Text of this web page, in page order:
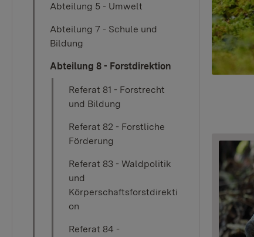
Abteilung 5 - Umwelt
Abteilung 7 - Schule und
Bildung
Abteilung 8 - Forstdirektion
Referat 81 - Forstrecht
und Bildung
Referat 82 - Forstliche
Förderung
Referat 83 - Waldpolitik
und
Körperschaftsforstdirekti
on
Referat 84 -